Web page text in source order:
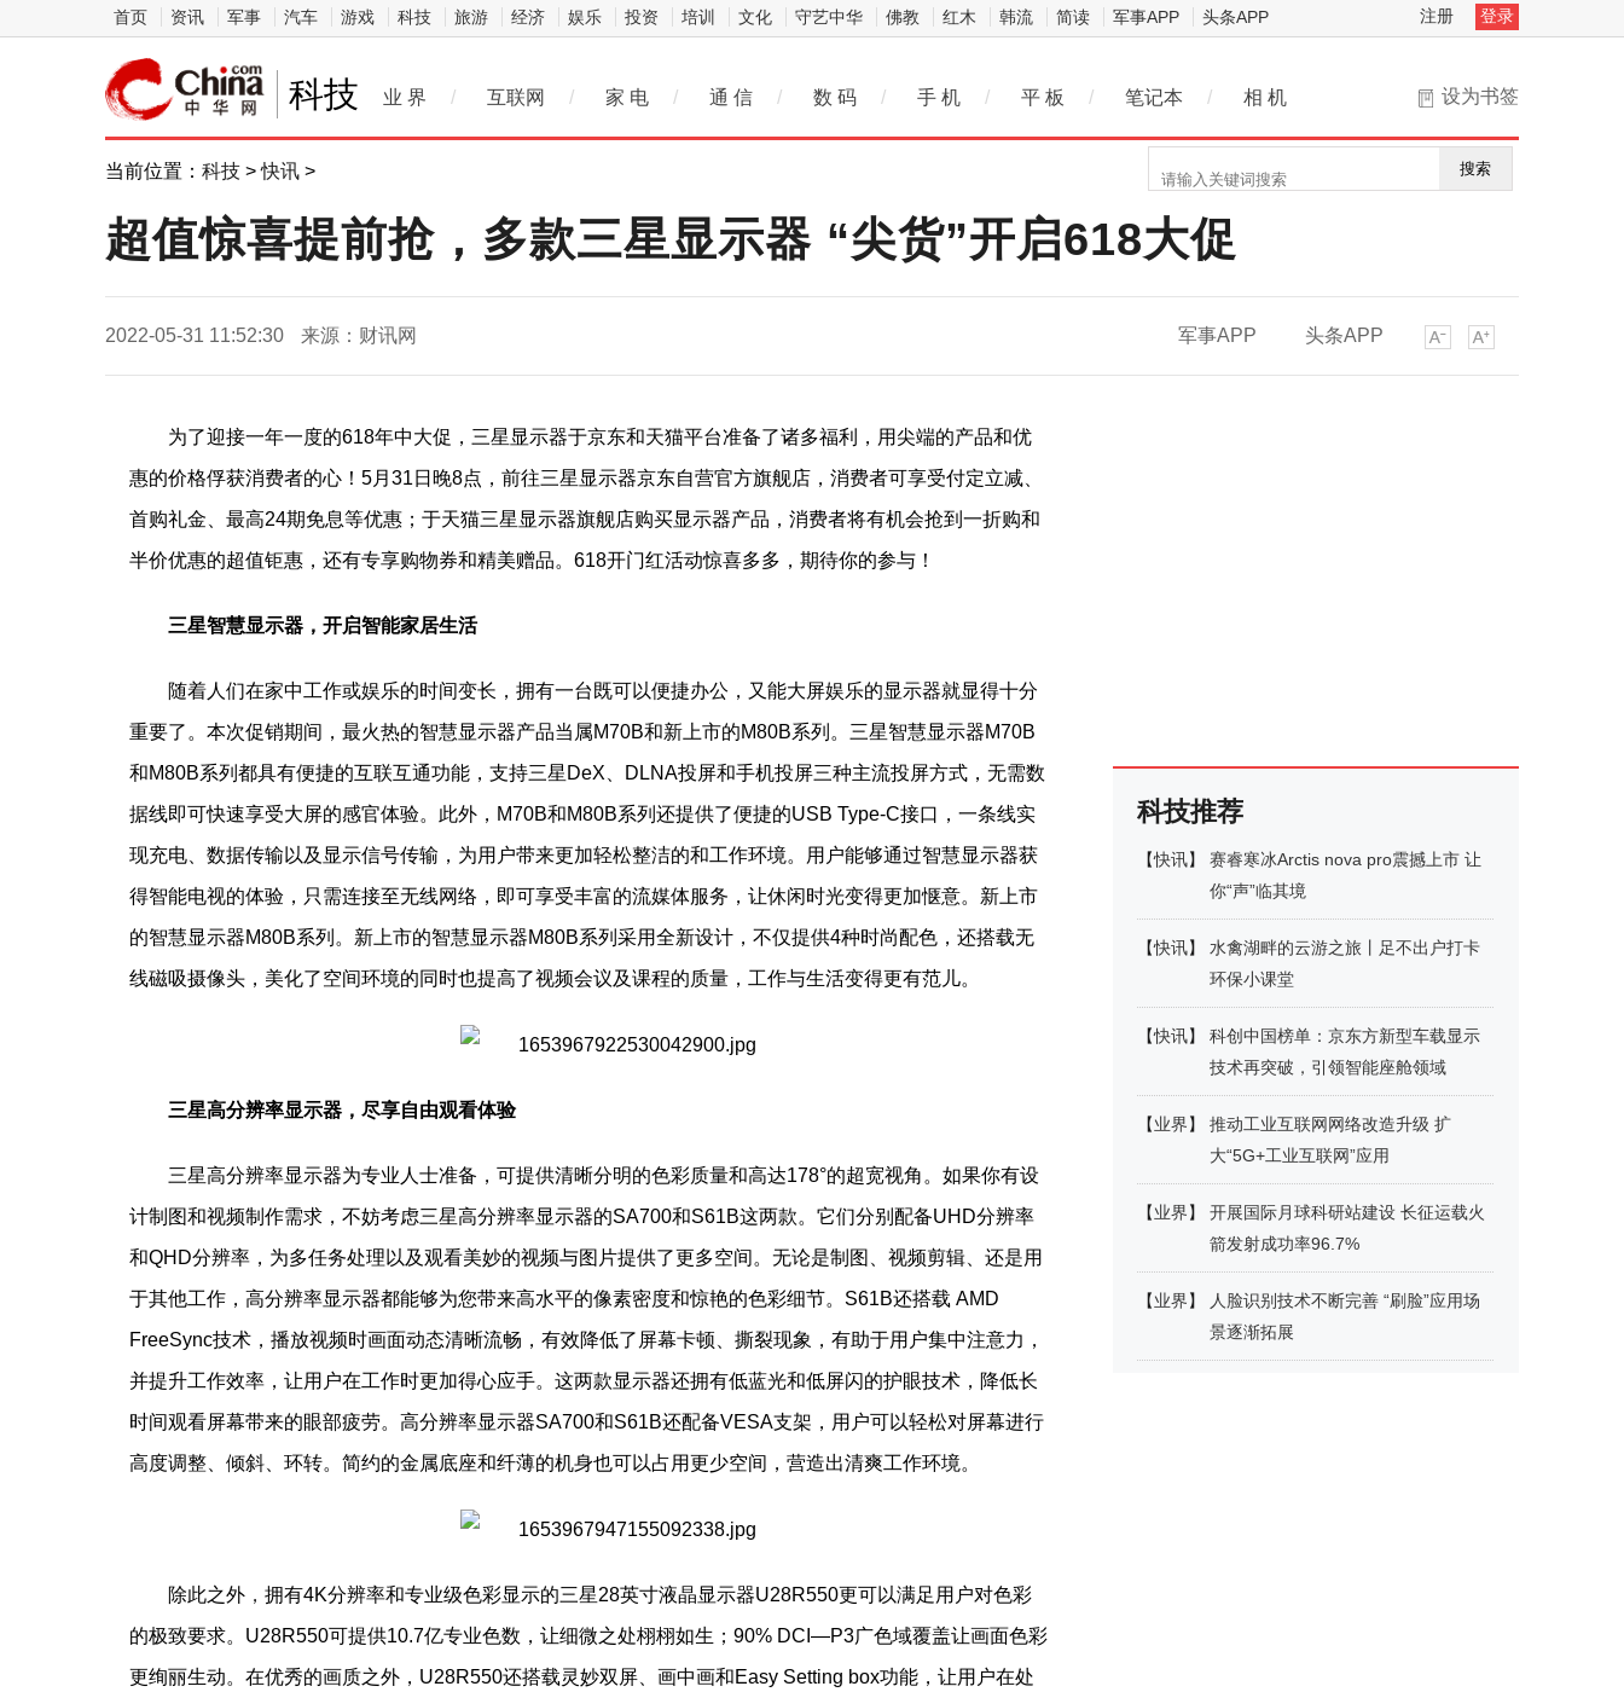
首页 资讯 军事 汽车 游戏 科技 旅游 经济 娱乐 投资 培训 文化 守艺中华 佛教 红木 韩流 简读 军事APP 头条APP 注册 登录
科技 设为书签
业 界 / 互联网 / 家 电 / 通 信 / 数 码 / 手 机 / 平 板 / 笔记本 / 相 机
当前位置： 科技 >快讯 > 搜索
超值惊喜提前抢，多款三星显示器 “尖货”开启618大促
2022-05-31 11:52:30 来源：财讯网 军事APP 头条APP
为了迎接一年一度的618年中大促，三星显示器于京东和天猫平台准备了诸多福利，用尖端的产品和优
惠的价格俘获消费者的心！5月31日晚8点，前往三星显示器京东自营官方旗舰店，消费者可享受付定立减、
首购礼金、最高24期免息等优惠；于天猫三星显示器旗舰店购买显示器产品，消费者将有机会抢到一折购和
半价优惠的超值钜惠，还有专享购物券和精美赠品。618开门红活动惊喜多多，期待你的参与！
三星智慧显示器，开启智能家居生活
随着人们在家中工作或娱乐的时间变长，拥有一台既可以便捷办公，又能大屏娱乐的显示器就显得十分
重要了。本次促销期间，最火热的智慧显示器产品当属M70B和新上市的M80B系列。三星智慧显示器M70B
和M80B系列都具有便捷的互联互通功能，支持三星DeX、DLNA投屏和手机投屏三种主流投屏方式，无需数
据线即可快速享受大屏的感官体验。此外，M70B和M80B系列还提供了便捷的USB Type-C接口，一条线实
现充电、数据传输以及显示信号传输，为用户带来更加轻松整洁的和工作环境。用户能够通过智慧显示器获
得智能电视的体验，只需连接至无线网络，即可享受丰富的流媒体服务，让休闲时光变得更加惬意。新上市
的智慧显示器M80B系列。新上市的智慧显示器M80B系列采用全新设计，不仅提供4种时尚配色，还搭载无
线磁吸摄像头，美化了空间环境的同时也提高了视频会议及课程的质量，工作与生活变得更有范儿。
三星高分辨率显示器，尽享自由观看体验
三星高分辨率显示器为专业人士准备，可提供清晰分明的色彩质量和高达178°的超宽视角。如果你有设
计制图和视频制作需求，不妨考虑三星高分辨率显示器的SA700和S61B这两款。它们分别配备UHD分辨率
和QHD分辨率，为多任务处理以及观看美妙的视频与图片提供了更多空间。无论是制图、视频剪辑、还是用
于其他工作，高分辨率显示器都能够为您带来高水平的像素密度和惊艳的色彩细节。S61B还搭载 AMD
FreeSync技术，播放视频时画面动态清晰流畅，有效降低了屏幕卡顿、撕裂现象，有助于用户集中注意力，
并提升工作效率，让用户在工作时更加得心应手。这两款显示器还拥有低蓝光和低屏闪的护眼技术，降低长
时间观看屏幕带来的眼部疲劳。高分辨率显示器SA700和S61B还配备VESA支架，用户可以轻松对屏幕进行
高度调整、倾斜、环转。简约的金属底座和纤薄的机身也可以占用更少空间，营造出清爽工作环境。
除此之外 ， 拥有4K分辨率和专业级色彩显示的三星28英寸液晶显示器U28R550更可以满足用户对色彩
的极致要求。U28R550可提供10.7亿专业色数，让细微之处栩栩如生；90% DCI—P3广色域覆盖让画面色彩
更绚丽生动。在优秀的画质之外，U28R550还搭载灵妙双屏、画中画和Easy Setting box功能，让用户在处
科技推荐
【快讯】
赛睿寒冰Arctis nova pro震撼上市 让
你“声”临其境
【快讯】
水禽湖畔的云游之旅丨足不出户打卡
环保小课堂
【快讯】
科创中国榜单：京东方新型车载显示
技术再突破，引领智能座舱领域
【业界】
推动工业互联网网络改造升级 扩
大“5G+工业互联网”应用
【业界】
开展国际月球科研站建设 长征运载火
箭发射成功率96.7%
【业界】
人脸识别技术不断完善 “刷脸”应用场
景逐渐拓展